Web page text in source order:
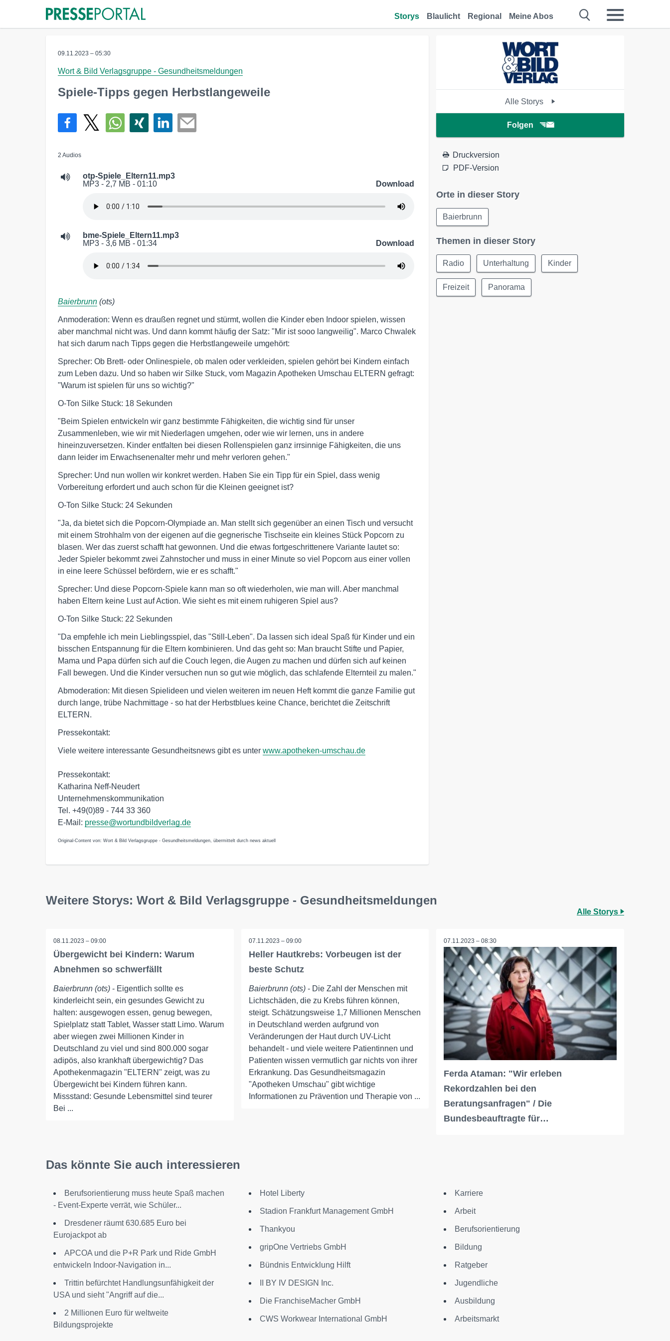
Storys Blaulicht Regional Meine Abos
09.11.2023 – 05:30
Wort & Bild Verlagsgruppe - Gesundheitsmeldungen
Spiele-Tipps gegen Herbstlangeweile
2 Audios
otp-Spiele_Eltern11.mp3
MP3 - 2,7 MB - 01:10
Download
bme-Spiele_Eltern11.mp3
MP3 - 3,6 MB - 01:34
Download
Baierbrunn (ots)
Anmoderation: Wenn es draußen regnet und stürmt, wollen die Kinder eben Indoor spielen, wissen
aber manchmal nicht was. Und dann kommt häufig der Satz: "Mir ist sooo langweilig". Marco Chwalek
hat sich darum nach Tipps gegen die Herbstlangeweile umgehört:
Sprecher: Ob Brett- oder Onlinespiele, ob malen oder verkleiden, spielen gehört bei Kindern einfach
zum Leben dazu. Und so haben wir Silke Stuck, vom Magazin Apotheken Umschau ELTERN gefragt:
"Warum ist spielen für uns so wichtig?"
O-Ton Silke Stuck: 18 Sekunden
"Beim Spielen entwickeln wir ganz bestimmte Fähigkeiten, die wichtig sind für unser
Zusammenleben, wie wir mit Niederlagen umgehen, oder wie wir lernen, uns in andere
hineinzuversetzen. Kinder entfalten bei diesen Rollenspielen ganz irrsinnige Fähigkeiten, die uns
dann leider im Erwachsenenalter mehr und mehr verloren gehen."
Sprecher: Und nun wollen wir konkret werden. Haben Sie ein Tipp für ein Spiel, dass wenig
Vorbereitung erfordert und auch schon für die Kleinen geeignet ist?
O-Ton Silke Stuck: 24 Sekunden
"Ja, da bietet sich die Popcorn-Olympiade an. Man stellt sich gegenüber an einen Tisch und versucht
mit einem Strohhalm von der eigenen auf die gegnerische Tischseite ein kleines Stück Popcorn zu
blasen. Wer das zuerst schafft hat gewonnen. Und die etwas fortgeschrittenere Variante lautet so:
Jeder Spieler bekommt zwei Zahnstocher und muss in einer Minute so viel Popcorn aus einer vollen
in eine leere Schüssel befördern, wie er es schafft."
Sprecher: Und diese Popcorn-Spiele kann man so oft wiederholen, wie man will. Aber manchmal
haben Eltern keine Lust auf Action. Wie sieht es mit einem ruhigeren Spiel aus?
O-Ton Silke Stuck: 22 Sekunden
"Da empfehle ich mein Lieblingsspiel, das "Still-Leben". Da lassen sich ideal Spaß für Kinder und ein
bisschen Entspannung für die Eltern kombinieren. Und das geht so: Man braucht Stifte und Papier,
Mama und Papa dürfen sich auf die Couch legen, die Augen zu machen und dürfen sich auf keinen
Fall bewegen. Und die Kinder versuchen nun so gut wie möglich, das schlafende Elternteil zu malen."
Abmoderation: Mit diesen Spielideen und vielen weiteren im neuen Heft kommt die ganze Familie gut
durch lange, trübe Nachmittage - so hat der Herbstblues keine Chance, berichtet die Zeitschrift
ELTERN.
Pressekontakt:
Viele weitere interessante Gesundheitsnews gibt es unter www.apotheken-umschau.de
Pressekontakt:
Katharina Neff-Neudert
Unternehmenskommunikation
Tel. +49(0)89 - 744 33 360
E-Mail: presse@wortundbildverlag.de
Original-Content von: Wort & Bild Verlagsgruppe - Gesundheitsmeldungen, übermittelt durch news aktuell
Alle Storys
Folgen
Druckversion
PDF-Version
Orte in dieser Story
Baierbrunn
Themen in dieser Story
Radio Unterhaltung Kinder
Freizeit Panorama
Weitere Storys: Wort & Bild Verlagsgruppe - Gesundheitsmeldungen
Alle Storys
08.11.2023 – 09:00
Übergewicht bei Kindern: Warum
Abnehmen so schwerfällt
Baierbrunn (ots) - Eigentlich sollte es
kinderleicht sein, ein gesundes Gewicht zu
halten: ausgewogen essen, genug bewegen,
Spielplatz statt Tablet, Wasser statt Limo. Warum
aber wiegen zwei Millionen Kinder in
Deutschland zu viel und sind 800.000 sogar
adipös, also krankhaft übergewichtig? Das
Apothekenmagazin "ELTERN" zeigt, was zu
Übergewicht bei Kindern führen kann.
Missstand: Gesunde Lebensmittel sind teurer
Bei ...
07.11.2023 – 09:00
Heller Hautkrebs: Vorbeugen ist der
beste Schutz
Baierbrunn (ots)- Die Zahl der Menschen mit
Lichtschäden, die zu Krebs führen können,
steigt. Schätzungsweise 1,7 Millionen Menschen
in Deutschland werden aufgrund von
Veränderungen der Haut durch UV-Licht
behandelt - und viele weitere Patientinnen und
Patienten wissen vermutlich gar nichts von ihrer
Erkrankung. Das Gesundheitsmagazin
"Apotheken Umschau" gibt wichtige
Informationen zu Prävention und Therapie von ...
07.11.2023 – 08:30
Ferda Ataman: "Wir erleben
Rekordzahlen bei den
Beratungsanfragen" / Die
Bundesbeauftragte für…
Das könnte Sie auch interessieren
Berufsorientierung muss heute Spaß machen
- Event-Experte verrät, wie Schüler...
Dresdener räumt 630.685 Euro bei
Eurojackpot ab
APCOA und die P+R Park und Ride GmbH
entwickeln Indoor-Navigation in...
Trittin befürchtet Handlungsunfähigkeit der
USA und sieht "Angriff auf die...
2 Millionen Euro für weltweite
Bildungsprojekte
Hotel Liberty
Stadion Frankfurt Management GmbH
Thankyou
gripOne Vertriebs GmbH
Bündnis Entwicklung Hilft
II BY IV DESIGN Inc.
Die FranchiseMacher GmbH
CWS Workwear International GmbH
Karriere
Arbeit
Berufsorientierung
Bildung
Ratgeber
Jugendliche
Ausbildung
Arbeitsmarkt